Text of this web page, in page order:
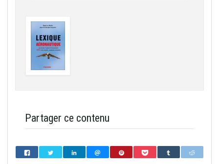
Partager ce contenu